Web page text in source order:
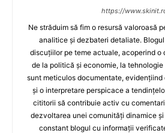
https://
Ne străduim să fim o resursă valoroasă
analitice și dezbateri detaliate.
discuțiilor pe teme actuale, acoperind o
de la politică și economie, la
sunt meticulos documentate,
și o interpretare perspicace a
cititorii să contribuie activ cu
dezvoltarea unei comunități dinamice
constant blogul cu informații